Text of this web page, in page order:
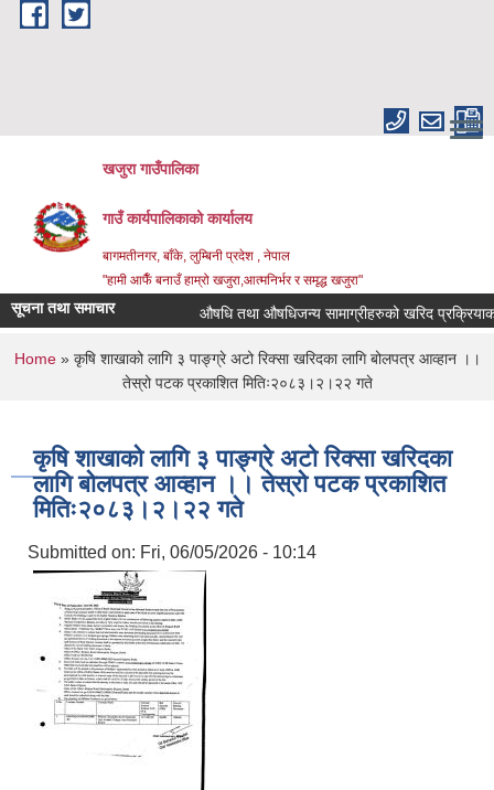
Skip to main content
खजुरा गाउँपालिका
गाउँ कार्यपालिकाको कार्यालय
बागमतीनगर, बाँके, लुम्बिनी प्रदेश , नेपाल
"हामी आफैँ बनाउँ हाम्रो खजुरा,आत्मनिर्भर र समृद्ध खजुरा"
सूचना तथा समाचार औषधि तथा औषधिजन्य सामाग्रीहरुको खरिद
You are here
Home» कृषि शाखाको लागि ३ पाङ्ग्रे अटो रिक्सा खरिदका लागि बोलपत्र आव्हान ।।
तेस्रो पटक प्रकाशित मितिः२०८३।२।२२ गते
कृषि शाखाको लागि ३ पाङ्ग्रे अटो रिक्सा खरिदका
लागि बोलपत्र आव्हान ।। तेस्रो पटक प्रकाशित
मितिः२०८३।२।२२ गते
Submitted on: Fri, 06/05/2026 - 10:14